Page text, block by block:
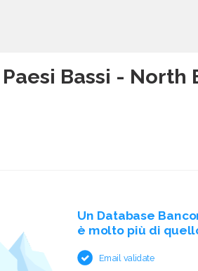
Bassi - North
Un Database
è molto più di
Email validate